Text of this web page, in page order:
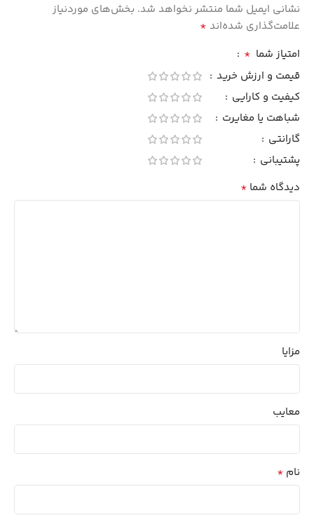
نشانی ایمیل شما منتشر نخواهد شد. بخش‌های موردنیاز
علامت‌گذاری شده‌اند *
امتیاز شما *
قیمت و ارزش خرید
کیفیت و کارایی
شباهت یا مغایرت
گارانتی
پشتیبانی
دیدگاه شما *
مزایا
معایب
نام *